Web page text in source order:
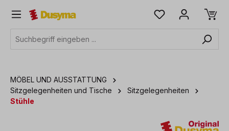
springen
MÖBEL UND AUSSTATTUNG
Sitzgelegenheiten und Tische
Sitzgelegenheiten
Stühle